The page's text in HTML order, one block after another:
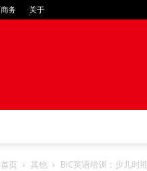
商务 关于
首页 其他 BiC英语培训：少儿时